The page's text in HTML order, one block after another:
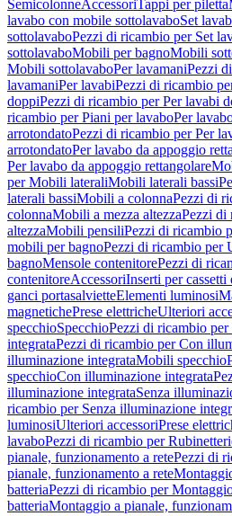
SemicolonneAccessoriTappi per piletta
lavabo con mobile sottolavaboSet
sottolavaboPezzi di ricambio per Set
sottolavaboMobili per bagnoMobili
Mobili sottolavaboPer lavamaniPezzi
lavamaniPer lavabiPezzi di ricambio
doppiPezzi di ricambio per Per lavabi
ricambio per Piani per lavaboPer
arrotondatoPezzi di ricambio per Per
arrotondatoPer lavabo da appoggio
Per lavabo da appoggio rettangolare
per Mobili lateraliMobili laterali bassi
laterali bassiMobili a colonnaPezzi di
colonnaMobili a mezza altezzaPezzi di
altezzaMobili pensiliPezzi di ricambio
mobili per bagnoPezzi di ricambio per
bagnoMensole contenitorePezzi di
contenitoreAccessoriInserti per cassetti
ganci portasalvietteElementi luminosi
magnetichePrese elettricheUlteriori
specchioSpecchioPezzi di ricambio per
integrataPezzi di ricambio per Con
illuminazione integrataMobili specchio
specchioCon illuminazione integrata
illuminazione integrataSenza
ricambio per Senza illuminazione
luminosiUlteriori accessoriPrese
lavaboPezzi di ricambio per
pianale, funzionamento a retePezzi di
pianale, funzionamento a rete
batteriaPezzi di ricambio per
batteriaMontaggio a pianale,